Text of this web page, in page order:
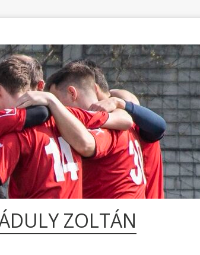
ZOLTÁN